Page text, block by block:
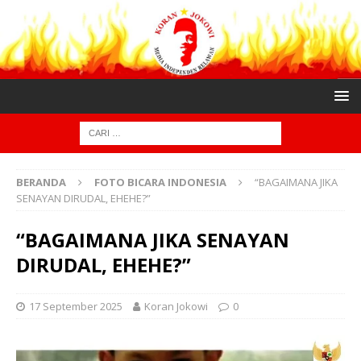
BERANDA FOTO BICARA INDONESIA
“BAGAIMANA JIKA
SENAYAN DIRUDAL, EHEHE?”
“BAGAIMANA JIKA SENAYAN
DIRUDAL, EHEHE?”
17 September 2025 Koran Jokowi 0